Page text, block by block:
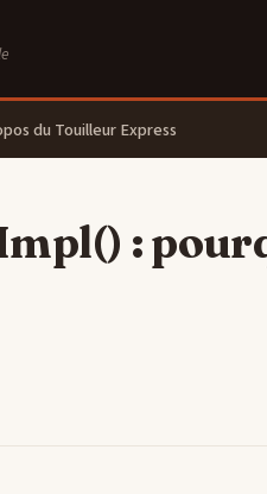
du Touilleur Express
: